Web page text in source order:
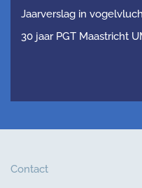
Jaarverslag in
30 jaar PGT Maastricht
Contact